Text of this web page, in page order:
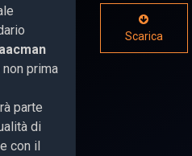
prima
parte
di
con il
Scarica